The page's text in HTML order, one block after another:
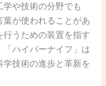
学や技術の分野でも
葉が使われることがあ
行うための装置を指す
「ハイパーナイフ」は
技術の進歩と革新を